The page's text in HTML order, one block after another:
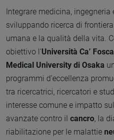
Integrare medicina,
sviluppando ricerca di
umana e la qualità della vita.
obiettivo l’Università Ca’
Medical University di Osaka
programmi d’eccellenza
tra ricercatrici, ricercatori e
interesse comune e impatto
avanzate contro il cancro, la
riabilitazione per le malattie